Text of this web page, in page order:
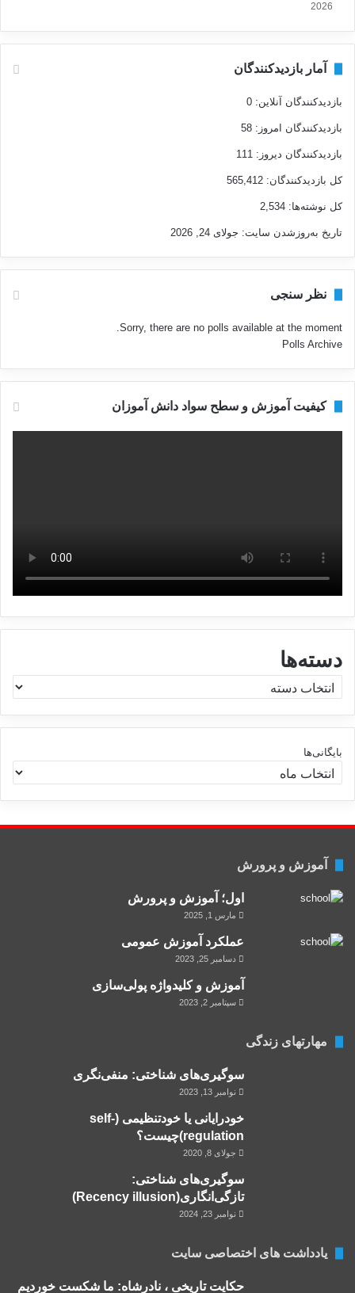
2026
آمار بازدیدکنندگان
بازدیدکنندگان آنلاین: 0
بازدیدکنندگان امروز: 58
بازدیدکنندگان دیروز: 111
کل بازدیدکنند‌گان: 565,412
کل نوشته‌ها: 2,534
تاریخ به‌روزشدن سایت: جولای 24, 2026
نظر سنجی
Sorry, there are no polls available at the moment.
Polls Archive
کیفیت آموزش و سطح سواد دانش آموزان
دسته‌ها
س
ت
ه
بایگانی‌ها
آموزش و پرورش
اول؛ آموزش و پرورش
مارس 1, 2025
عملکرد آموزش عمومی
دسامبر 25, 2023
آموزش و کلید‌واژه پولی‌سازی
سپتامبر 2, 2023
مهارتهای زندگی
سوگیری‌های شناختی: منفی‌نگری
نوامبر 13, 2023
خودرایانی یا خودتنظیمی (self-
regulation)چیست؟
جولای 8, 2020
سوگیری‌های شناختی:
تازگی‌انگاری(Recency illusion)
نوامبر 23, 2024
یادداشت های اختصاصی سایت
حکایت تاریخی ، نادرشاه: ما شکست خوردیم